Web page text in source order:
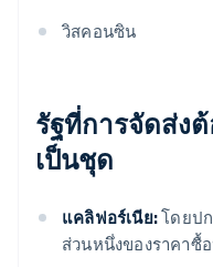
วิสคอนซิน
รัฐที่การจัดส่ง
เป็นชุด
แคลิฟอร์เนีย:โดยป
ส่วนหนึ่งของราคาซื้